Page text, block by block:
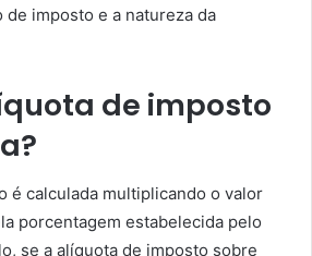
imposto e a natureza da
de imposto
é calculada multiplicando o valor
porcentagem estabelecida pelo
se a alíquota de imposto sobre